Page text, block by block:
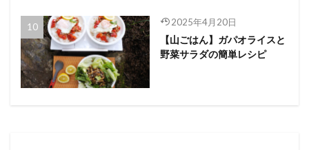
2025年4月20日
【山ごはん】ガパオライスと
野菜サラダの簡単レシピ